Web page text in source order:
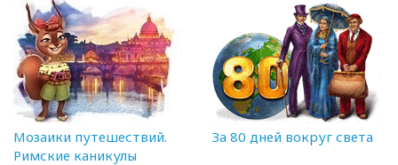
Мозаики путешествий.
Римские каникулы
За 80 дней вокруг света